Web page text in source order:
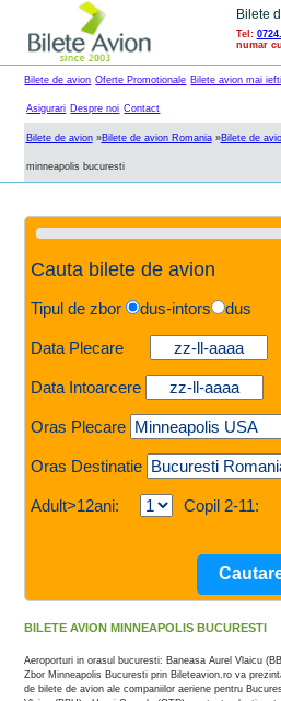
Bilete
Tel:
numar
Bilete de avion Oferte Promotionale Bilete avion mai
Asigurari Despre noi Contact
Bilete de avion»Bilete de avion Romania»Bilete de
minneapolis bucuresti
Cauta bilete de avion
Tipul de zbor dus-intors dus
Data Plecare
Data Intoarcere
Oras Plecare
Oras Destinatie
Adult>12ani: Copil 2-11:
BILETE AVION MINNEAPOLIS BUCURESTI
Aeroporturi in orasul bucuresti: Baneasa Aurel Vlaicu
Zbor Minneapolis Bucuresti prin Bileteavion.ro va
de bilete de avion ale companiilor aeriene pentru